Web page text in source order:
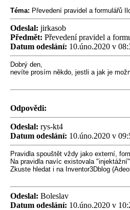
Téma: Převedení pravidel a formulářů
Odeslal: jirkasob
Předmět: Převedení pravidel a
Datum odeslání: 10.úno.2020 v
Dobrý den,
nevíte prosím někdo, jestli a jak je
Odpovědi:
Odeslal: rys-kt4
Datum odeslání: 10.úno.2020 v
Pravidla spouštět vždy jako externí,
Na pravidla navíc existovala
Zkuste hledat i na Inventor3Dblog
Odeslal: Boleslav
Datum odeslání: 10.úno.2020 v